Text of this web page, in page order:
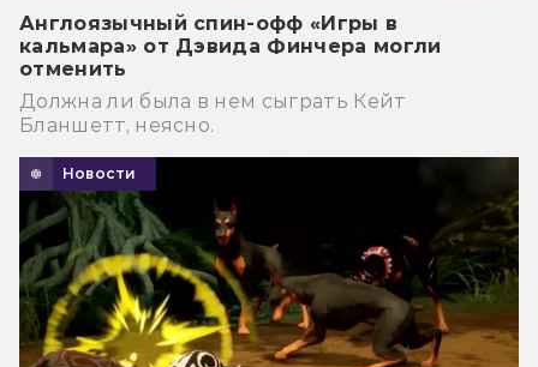
Англоязычный спин-офф «Игры в
кальмара» от Дэвида Финчера могли
отменить
Должна ли была в нем сыграть Кейт
Бланшетт, неясно.
Новости